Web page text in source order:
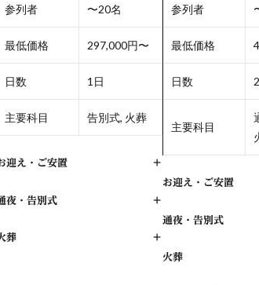
参列者 〜20名
最低価格 297,000円〜
日数 1日
主要科目 告別式, 火葬
迎え・ご安置 +
夜・告別式 +
葬 +
参列者
最低価格
日数
主要科目
お迎え・ご安置
通夜・告別式
火葬